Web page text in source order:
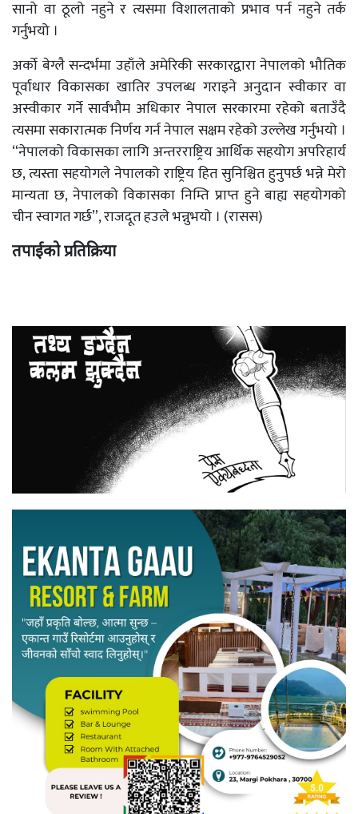
सानो वा ठूलो नहुने र त्यसमा विशालताको प्रभाव पर्न नहुने तर्क
गर्नुभयो ।
अर्को बेग्लै सन्दर्भमा उहाँले अमेरिकी सरकारद्वारा नेपालको भौतिक
पूर्वाधार विकासका खातिर उपलब्ध गराइने अनुदान स्वीकार वा
अस्वीकार गर्ने सार्वभौम अधिकार नेपाल सरकारमा रहेको बताउँदै
त्यसमा सकारात्मक निर्णय गर्न नेपाल सक्षम रहेको उल्लेख गर्नुभयो ।
“नेपालको विकासका लागि अन्तरराष्ट्रिय आर्थिक सहयोग अपरिहार्य
छ, त्यस्ता सहयोगले नेपालको राष्ट्रिय हित सुनिश्चित हुनुपर्छ भन्ने मेरो
मान्यता छ, नेपालको विकासका निम्ति प्राप्त हुने बाह्य सहयोगको
चीन स्वागत गर्छ”, राजदूत हउले भन्नुभयो । (रासस)
तपाईको प्रतिक्रिया